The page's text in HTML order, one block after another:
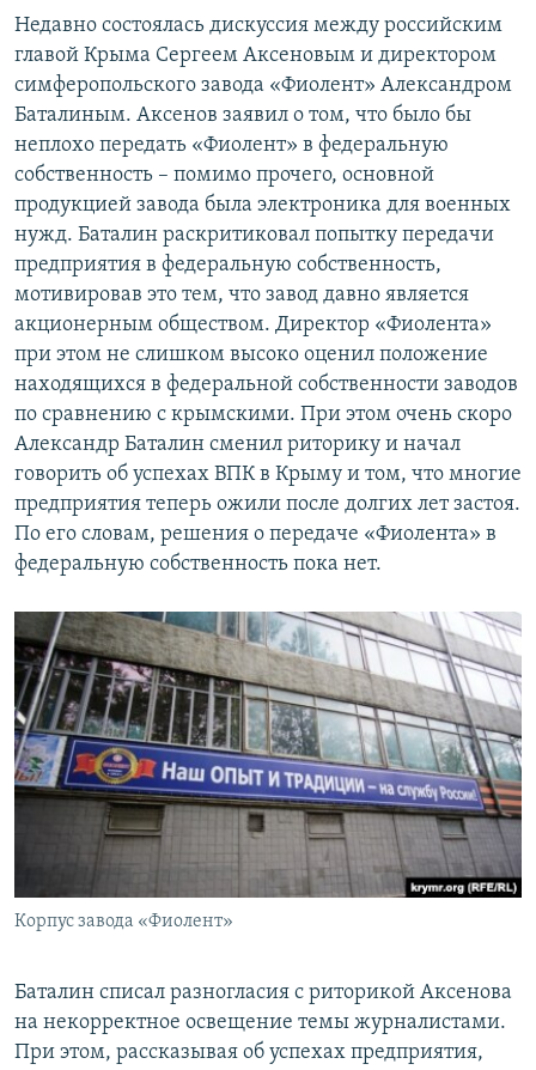
Недавно состоялась дискуссия между российским
главой Крыма Сергеем Аксеновым и директором
симферопольского завода «Фиолент» Александром
Баталиным. Аксенов заявил о том, что было бы
неплохо передать «Фиолент» в федеральную
собственность – помимо прочего, основной
продукцией завода была электроника для военных
нужд. Баталин раскритиковал попытку передачи
предприятия в федеральную собственность,
мотивировав это тем, что завод давно является
акционерным обществом. Директор «Фиолента»
при этом не слишком высоко оценил положение
находящихся в федеральной собственности заводов
по сравнению с крымскими. При этом очень скоро
Александр Баталин сменил риторику и начал
говорить об успехах ВПК в Крыму и том, что многие
предприятия теперь ожили после долгих лет застоя.
По его словам, решения о передаче «Фиолента» в
федеральную собственность пока нет.
Корпус завода «Фиолент»
Баталин списал разногласия с риторикой Аксенова
на некорректное освещение темы журналистами.
При этом, рассказывая об успехах предприятия,